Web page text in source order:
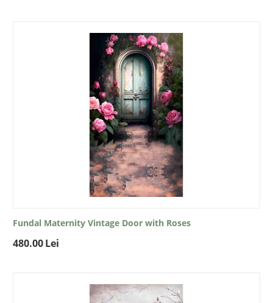
Fundal Maternity Vintage Door with Roses
480.00Lei